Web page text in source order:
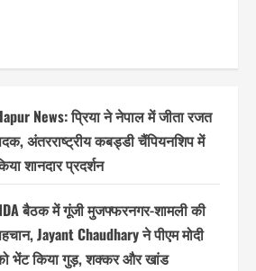
News: प्रिया ने नेपाल में जीता रजत
अंतरराष्ट्रीय कबड्डी चैंपियनशिप में
शानदार प्रदर्शन
बैठक में गूंजी मुजफ्फरनगर-शामली की
Jayant Chaudhary ने पीएम मोदी
भेंट किया गुड़, शक्कर और खांड